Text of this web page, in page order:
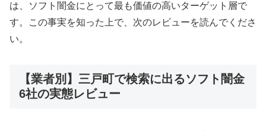
は、ソフト闇金にとって最も価値の高いターゲット層で
す。この事実を知った上で、次のレビューを読んでくださ
い。
【業者別】三戸町で検索に出るソフト闇金
6社の実態レビュー